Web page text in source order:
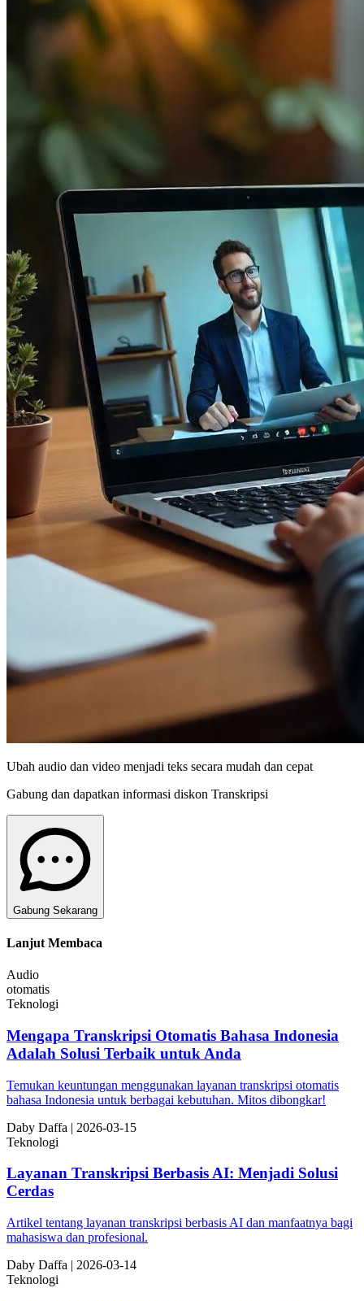
Ubah audio dan video menjadi teks secara mudah dan cepat
Gabung dan dapatkan informasi diskon Transkripsi
Gabung Sekarang
Lanjut Membaca
Audio
otomatis
Teknologi
Mengapa Transkripsi Otomatis Bahasa Indonesia
Adalah Solusi Terbaik untuk Anda
Temukan keuntungan menggunakan layanan transkripsi otomatis
bahasa Indonesia untuk berbagai kebutuhan. Mitos dibongkar!
Daby Daffa | 2026-03-15
Teknologi
Layanan Transkripsi Berbasis AI: Menjadi Solusi
Cerdas
Artikel tentang layanan transkripsi berbasis AI dan manfaatnya bagi
mahasiswa dan profesional.
Daby Daffa | 2026-03-14
Teknologi